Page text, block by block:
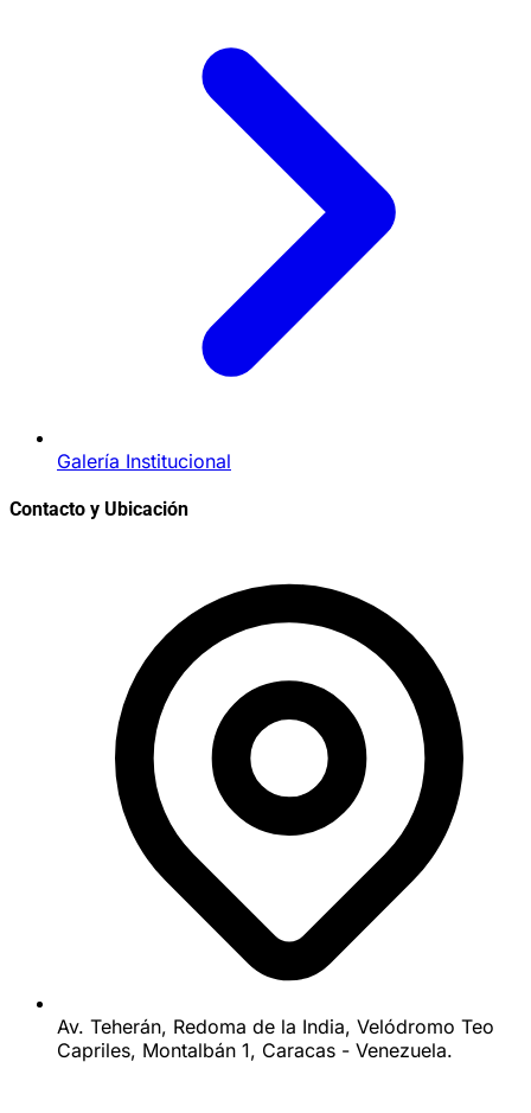
Galería Institucional
Contacto y Ubicación
Av. Teherán, Redoma de la India, Velódromo Teo
Capriles, Montalbán 1, Caracas - Venezuela.